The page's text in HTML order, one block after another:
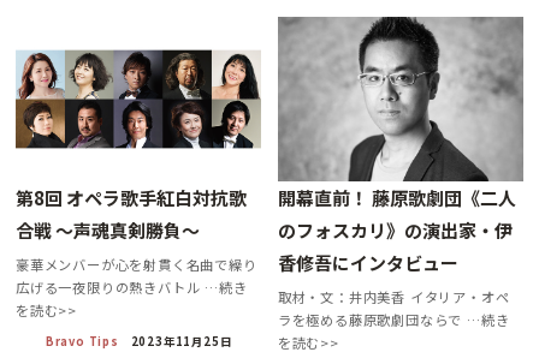
第8回 オペラ歌手紅白対抗歌
合戦 〜声魂真剣勝負〜
豪華メンバーが心を射貫く名曲で繰り
広げる一夜限りの熱きバトル …続き
を読む>>
Bravo Tips 2023年11月25日
開幕直前！ 藤原歌劇団《二人
のフォスカリ》の演出家・伊
香修吾にインタビュー
取材・文：井内美香 イタリア・オペ
ラを極める藤原歌劇団ならで …続き
を読む>>